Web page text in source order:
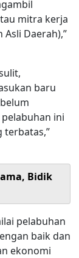
mitra kerja
Daerah),”
baru
ini
terbatas,”
Bidik
pelabuhan
baik dan
ekonomi